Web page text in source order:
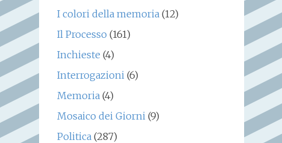
I colori della memoria(12)
Il Processo (161)
Inchieste (4)
Interrogazioni(6)
Memoria(4)
Mosaico dei Giorni(9)
Politica(287)